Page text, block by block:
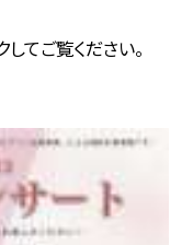
てご覧ください。